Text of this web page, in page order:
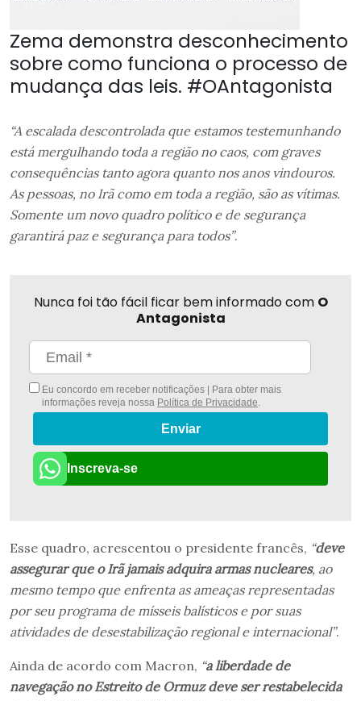
Zema demonstra desconhecimento
sobre como funciona o processo de
mudança das leis. #OAntagonista
“A escalada descontrolada que estamos testemunhando
está mergulhando toda a região no caos, com graves
consequências tanto agora quanto nos anos vindouros.
As pessoas, no Irã como em toda a região, são as vítimas.
Somente um novo quadro político e de segurança
garantirá paz e segurança para todos”.
Nunca foi tão fácil ficar bem informado com O
Antagonista
Eu concordo em receber notificações | Para obter mais
informações reveja nossa Política de Privacidade.
Enviar
Inscreva-se
Esse quadro, acrescentou o presidente francês, “deve
assegurar que o Irã jamais adquira armas nucleares, ao
mesmo tempo que enfrenta as ameaças representadas
por seu programa de mísseis balísticos e por suas
atividades de desestabilização regional e internacional”.
Ainda de acordo com Macron, “a liberdade de
navegação no Estreito de Ormuz deve ser restabelecida